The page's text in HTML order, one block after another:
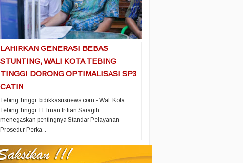
LAHIRKAN GENERASI BEBAS
STUNTING, WALI KOTA TEBING
TINGGI DORONG OPTIMALISASI SP3
CATIN
Tebing Tinggi, bidikkasusnews.com - Wali Kota
Tebing Tinggi, H. Iman Irdian Saragih,
menegaskan pentingnya Standar Pelayanan
Prosedur Perka...